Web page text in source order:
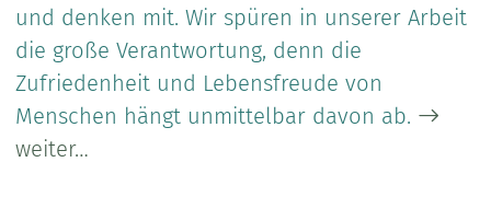
und denken mit. Wir spüren in unserer Arbeit
die große Verantwortung, denn die
Zufriedenheit und Lebensfreude von
Menschen hängt unmittelbar davon ab.
weiter…